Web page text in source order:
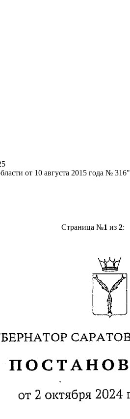
от 10 августа 2015 года № 316"
Страница №1 из 2: